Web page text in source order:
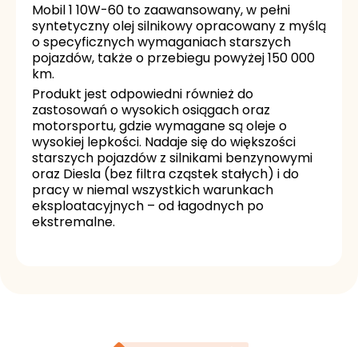
Mobil 1 10W-60 to zaawansowany, w pełni
syntetyczny olej silnikowy opracowany z myślą
o specyficznych wymaganiach starszych
pojazdów, także o przebiegu powyżej 150 000
km.
Produkt jest odpowiedni również do
zastosowań o wysokich osiągach oraz
motorsportu, gdzie wymagane są oleje o
wysokiej lepkości. Nadaje się do większości
starszych pojazdów z silnikami benzynowymi
oraz Diesla (bez filtra cząstek stałych) i do
pracy w niemal wszystkich warunkach
eksploatacyjnych – od łagodnych po
ekstremalne.